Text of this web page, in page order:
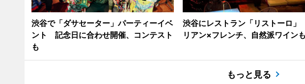
渋谷で「ダサセーター」パーティーイベ
ント 記念日に合わせ開催、コンテスト
も
渋谷にレストラン「リストーロ
リアン×フレンチ、自然派ワインも
もっと見る